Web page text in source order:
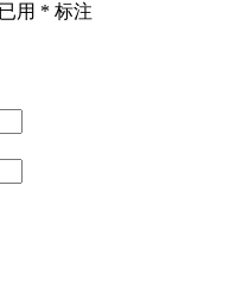
用 * 标注